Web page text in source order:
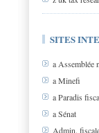
SITES
a Assemblée
a Minefi
a Paradis
a Sénat
Admin.